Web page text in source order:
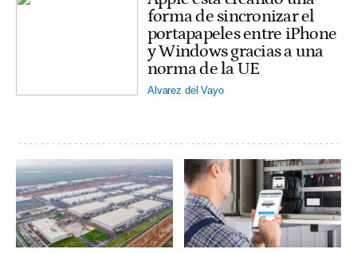
forma de sincronizar el
portapapeles entre iPhone
y Windows gracias a una
norma de la UE
Alvarez del Vayo